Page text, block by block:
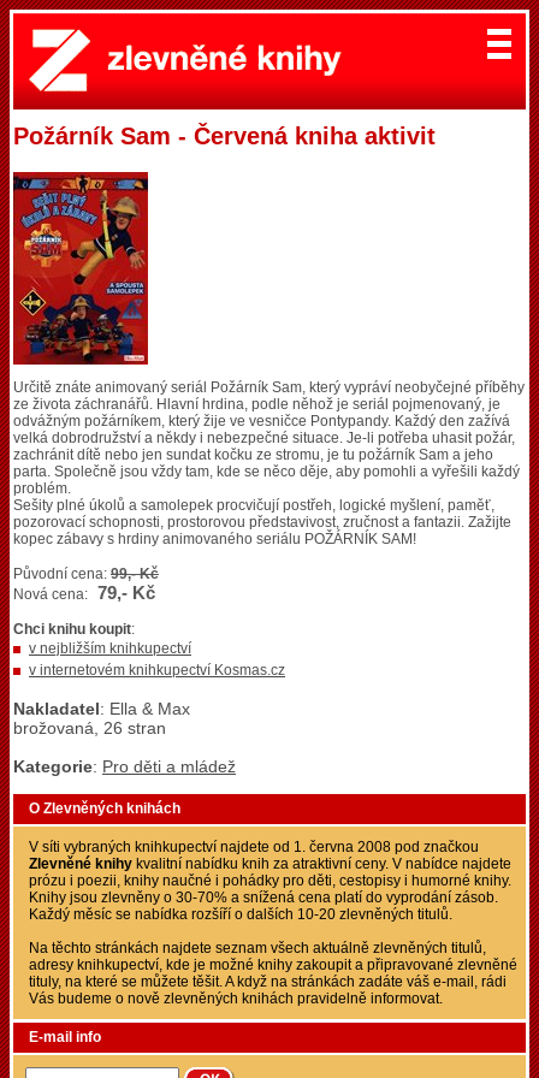
Požárník Sam - Červená kniha aktivit
Určitě znáte animovaný seriál Požárník Sam, který vypráví neobyčejné příběhy
ze života záchranářů. Hlavní hrdina, podle něhož je seriál pojmenovaný, je
odvážným požárníkem, který žije ve vesničce Pontypandy. Každý den zažívá
velká dobrodružství a někdy i nebezpečné situace. Je-li potřeba uhasit požár,
zachránit dítě nebo jen sundat kočku ze stromu, je tu požárník Sam a jeho
parta. Společně jsou vždy tam, kde se něco děje, aby pomohli a vyřešili každý
problém.
Sešity plné úkolů a samolepek procvičují postřeh, logické myšlení, paměť,
pozorovací schopnosti, prostorovou představivost, zručnost a fantazii. Zažijte
kopec zábavy s hrdiny animovaného seriálu POŽÁRNÍK SAM!
Původní cena: 99,- Kč
Nová cena: 79,- Kč
Chci knihu koupit:
v nejbližším knihkupectví
v internetovém knihkupectví Kosmas.cz
Nakladatel: Ella & Max
brožovaná, 26 stran
Kategorie: Pro děti a mládež
O Zlevněných knihách
V síti vybraných knihkupectví najdete od 1. června 2008 pod značkou
Zlevněné knihy kvalitní nabídku knih za atraktivní ceny. V nabídce najdete
prózu i poezii, knihy naučné i pohádky pro děti, cestopisy i humorné knihy.
Knihy jsou zlevněny o 30-70% a snížená cena platí do vyprodání zásob.
Každý měsíc se nabídka rozšíří o dalších 10-20 zlevněných titulů.
Na těchto stránkách najdete seznam všech aktuálně zlevněných titulů,
adresy knihkupectví, kde je možné knihy zakoupit a připravované zlevněné
tituly, na které se můžete těšit. A když na stránkách zadáte váš e-mail, rádi
Vás budeme o nově zlevněných knihách pravidelně informovat.
E-mail info